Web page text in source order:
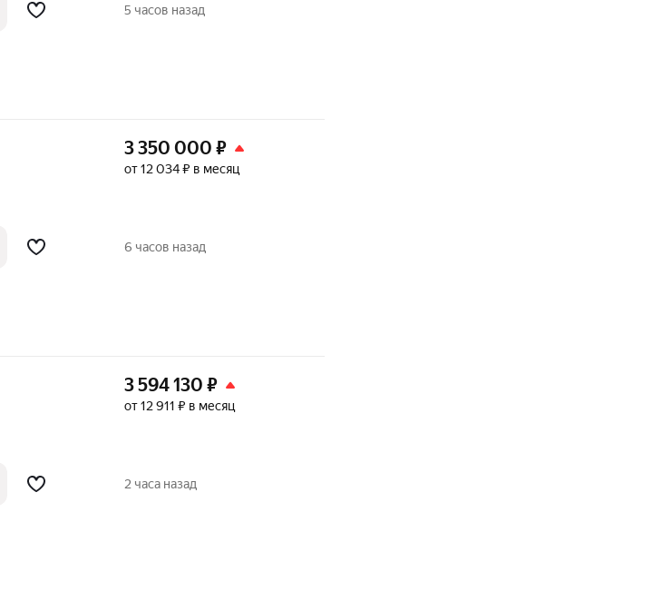
5 часов назад
3 350 000 ₽
от 12 034 ₽ в месяц
6 часов назад
3 594 130 ₽
от 12 911 ₽ в месяц
2 часа назад